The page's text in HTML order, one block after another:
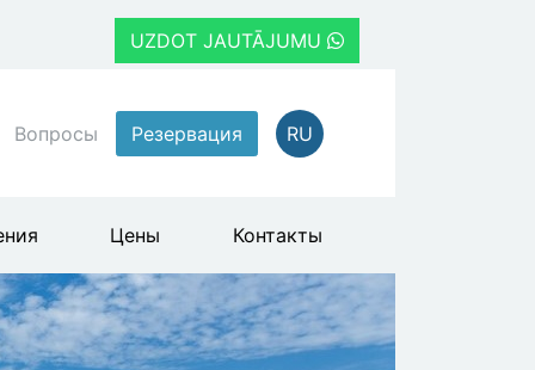
UZDOT JAUTĀJUMU
Вопросы Резервация RU
Цены Контакты